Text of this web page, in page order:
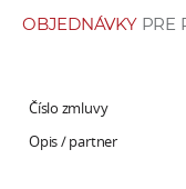
OBJEDNÁVKYPRE